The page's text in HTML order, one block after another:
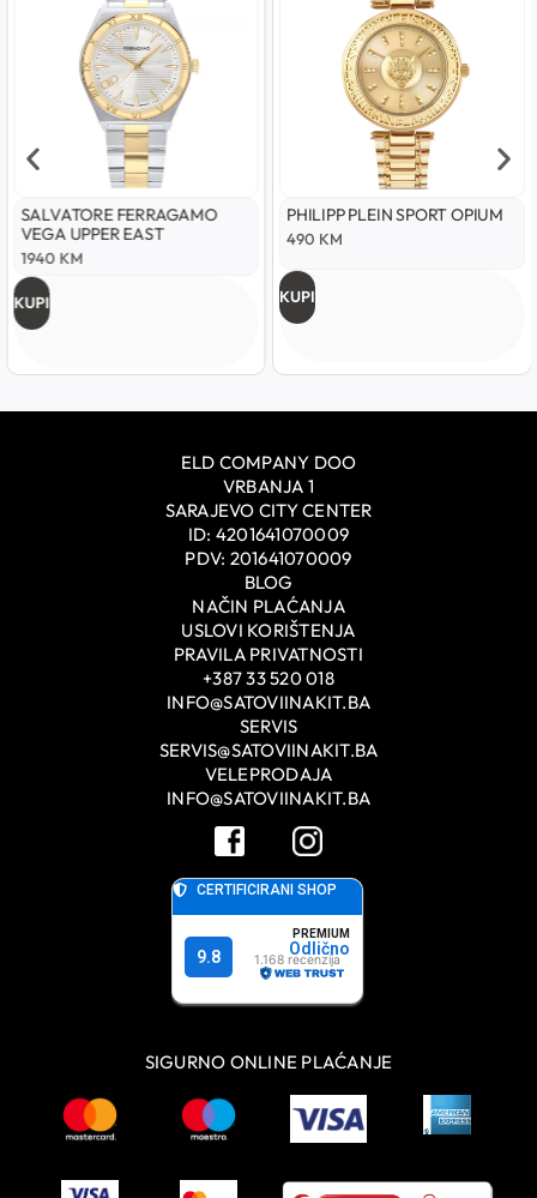
SALVATORE FERRAGAMO
VEGA UPPER EAST
1940 KM
KUPI
PHILIPP PLEIN SPORT OPIUM
490 KM
KUPI
ELD COMPANY DOO
VRBANJA 1
SARAJEVO CITY CENTER
ID: 4201641070009
PDV: 201641070009
BLOG
NAČIN PLAĆANJA
USLOVI KORIŠTENJA
PRAVILA PRIVATNOSTI
+387 33 520 018
INFO@SATOVIINAKIT.BA
SERVIS
SERVIS@SATOVIINAKIT.BA
VELEPRODAJA
INFO@SATOVIINAKIT.BA
SIGURNO ONLINE PLAĆANJE